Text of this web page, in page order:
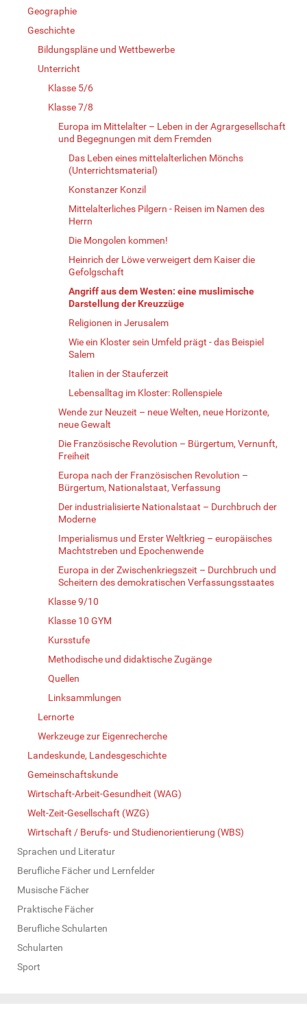
Geographie
Geschichte
Bildungspläne und Wettbewerbe
Unterricht
Klasse 5/6
Klasse 7/8
Europa im Mittelalter – Leben in der Agrargesellschaft
und Begegnungen mit dem Fremden
Das Leben eines mittelalterlichen Mönchs
(Unterrichtsmaterial)
Konstanzer Konzil
Mittelalterliches Pilgern - Reisen im Namen des
Herrn
Die Mongolen kommen!
Heinrich der Löwe verweigert dem Kaiser die
Gefolgschaft
Angriff aus dem Westen: eine muslimische
Darstellung der Kreuzzüge
Religionen in Jerusalem
Wie ein Kloster sein Umfeld prägt - das Beispiel
Salem
Italien in der Stauferzeit
Lebensalltag im Kloster: Rollenspiele
Wende zur Neuzeit – neue Welten, neue Horizonte,
neue Gewalt
Die Französische Revolution – Bürgertum, Vernunft,
Freiheit
Europa nach der Französischen Revolution –
Bürgertum, Nationalstaat, Verfassung
Der industrialisierte Nationalstaat – Durchbruch der
Moderne
Imperialismus und Erster Weltkrieg – europäisches
Machtstreben und Epochenwende
Europa in der Zwischenkriegszeit – Durchbruch und
Scheitern des demokratischen Verfassungsstaates
Klasse 9/10
Klasse 10 GYM
Kursstufe
Methodische und didaktische Zugänge
Quellen
Linksammlungen
Lernorte
Werkzeuge zur Eigenrecherche
Landeskunde, Landesgeschichte
Gemeinschaftskunde
Wirtschaft-Arbeit-Gesundheit (WAG)
Welt-Zeit-Gesellschaft (WZG)
Wirtschaft / Berufs- und Studienorientierung (WBS)
Sprachen und Literatur
Berufliche Fächer und Lernfelder
Musische Fächer
Praktische Fächer
Berufliche Schularten
Schularten
Sport